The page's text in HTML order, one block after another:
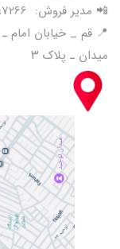
📲 مدیر فروش: 09127597266
میدان ـ پلاک ۳